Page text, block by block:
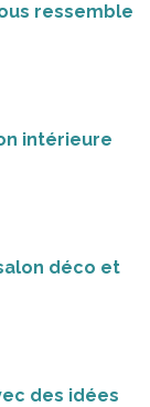
ressemble
intérieure
déco et
des idées